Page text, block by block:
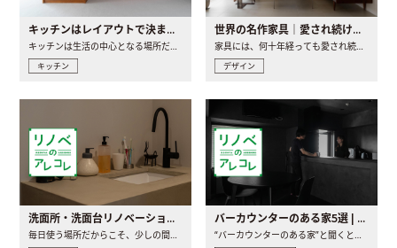
キッチンはレイアウトで決まる。後悔しないための考え方と選び方
キッチンは生活の中心となる場所だからこそ、家の中のどこに置..
キッチン
世界の名作家具｜愛され続ける理由と一生モノとの出会い方
家具には、何十年経っても愛され続ける「名作」と呼ばれるもの..
デザイン
洗面所・洗面台リノベーションの事例と間取りアイデア バーカウンターのある家5選 | 日常に馴染む“距離の近い”キッチンとは